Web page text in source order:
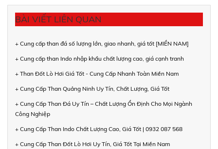
BÀI VIẾT LIÊN QUAN
+ Cung cấp than đá số lượng lớn, giao nhanh, giá tốt [MIỀN NAM]
+ Cung cấp than Indo nhập khẩu chất lượng cao, giá cạnh tranh
+ Than Đốt Lò Hơi Giá Tốt - Cung Cấp Nhanh Toàn Miền Nam
+ Cung Cấp Than Quảng Ninh Uy Tín, Chất Lượng, Giá Tốt
+ Cung Cấp Than Đá Uy Tín – Chất Lượng Ổn Định Cho Mọi Ngành
Công Nghiệp
+ Cung Cấp Than Indo Chất Lượng Cao, Giá Tốt | 0932 087 568
+ Cung Cấp Than Đốt Lò Hơi Uy Tín, Giá Tốt Tại Miền Nam